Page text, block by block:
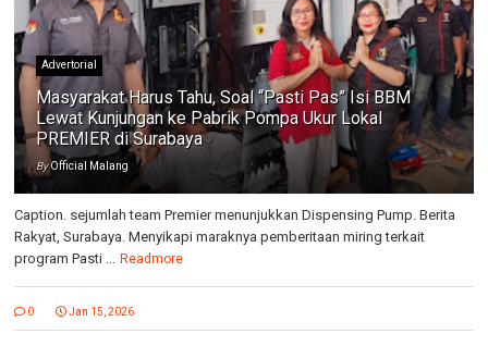
Advertorial
Masyarakat Harus Tahu, Soal “Pasti Pas” Isi BBM
Lewat Kunjungan ke Pabrik Pompa Ukur Lokal
PREMIER di Surabaya
ByOfficial Malang
Caption. sejumlah team Premier menunjukkan Dispensing Pump. Berita
Rakyat, Surabaya. Menyikapi maraknya pemberitaan miring terkait
program Pasti ... Readmore
0 Jan 15, 2026